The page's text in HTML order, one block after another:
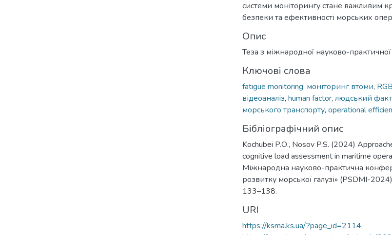
системи моніторингу стане важливим
безпеки та ефективності морських
Опис
Теза з міжнародної науково-
Ключові слова
fatigue monitoring, моніторинг втоми,
відеоаналіз, human factor, людський
морського транспорту, operational
Бібліографічний опис
Kochubei P.О., Nosov P.S. (2024)
cognitive load assessment in maritime
Міжнародна науково-практична
розвитку морської галузі» (PSDMI-
133–138.
URI
https://ksma.ks.ua/?page_id=2114